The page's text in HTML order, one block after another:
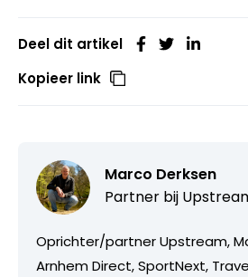
Deel dit artikel
Kopieer link
Marco Derksen
Partner bij
Oprichter/partner Upstream,
Arnhem Direct, SportNext,